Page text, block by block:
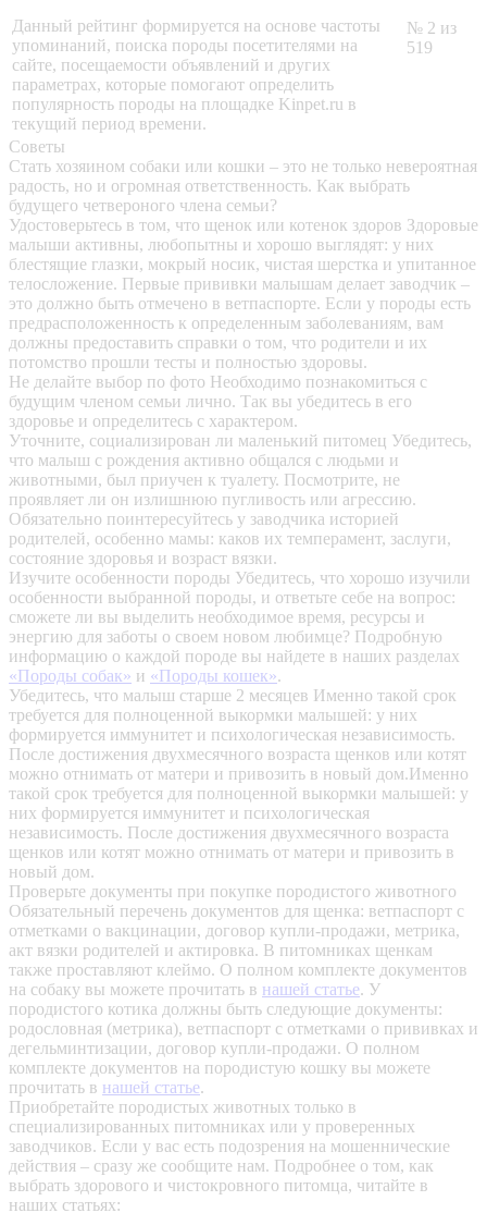
Данный рейтинг формируется на основе частоты
упоминаний, поиска породы посетителями на
сайте, посещаемости объявлений и других
параметрах, которые помогают определить
популярность породы на площадке Kinpet.ru в
текущий период времени.
№ 2 из
519
Советы
Стать хозяином собаки или кошки – это не только невероятная
радость, но и огромная ответственность. Как выбрать
будущего четвероного члена семьи?
Удостоверьтесь в том, что щенок или котенок здоров Здоровые
малыши активны, любопытны и хорошо выглядят: у них
блестящие глазки, мокрый носик, чистая шерстка и упитанное
телосложение. Первые прививки малышам делает заводчик –
это должно быть отмечено в ветпаспорте. Если у породы есть
предрасположенность к определенным заболеваниям, вам
должны предоставить справки о том, что родители и их
потомство прошли тесты и полностью здоровы.
Не делайте выбор по фото Необходимо познакомиться с
будущим членом семьи лично. Так вы убедитесь в его
здоровье и определитесь с характером.
Уточните, социализирован ли маленький питомец Убедитесь,
что малыш с рождения активно общался с людьми и
животными, был приучен к туалету. Посмотрите, не
проявляет ли он излишнюю пугливость или агрессию.
Обязательно поинтересуйтесь у заводчика историей
родителей, особенно мамы: каков их темперамент, заслуги,
состояние здоровья и возраст вязки.
Изучите особенности породы Убедитесь, что хорошо изучили
особенности выбранной породы, и ответьте себе на вопрос:
сможете ли вы выделить необходимое время, ресурсы и
энергию для заботы о своем новом любимце? Подробную
информацию о каждой породе вы найдете в наших разделах
«Породы собак» и «Породы кошек».
Убедитесь, что малыш старше 2 месяцев Именно такой срок
требуется для полноценной выкормки малышей: у них
формируется иммунитет и психологическая независимость.
После достижения двухмесячного возраста щенков или котят
можно отнимать от матери и привозить в новый дом.Именно
такой срок требуется для полноценной выкормки малышей: у
них формируется иммунитет и психологическая
независимость. После достижения двухмесячного возраста
щенков или котят можно отнимать от матери и привозить в
новый дом.
Проверьте документы при покупке породистого животного
Обязательный перечень документов для щенка: ветпаспорт с
отметками о вакцинации, договор купли-продажи, метрика,
акт вязки родителей и актировка. В питомниках щенкам
также проставляют клеймо. О полном комплекте документов
на собаку вы можете прочитать в нашей статье. У
породистого котика должны быть следующие документы:
родословная (метрика), ветпаспорт с отметками о прививках и
дегельминтизации, договор купли-продажи. О полном
комплекте документов на породистую кошку вы можете
прочитать в нашей статье.
Приобретайте породистых животных только в
специализированных питомниках или у проверенных
заводчиков. Если у вас есть подозрения на мошеннические
действия – сразу же сообщите нам. Подробнее о том, как
выбрать здорового и чистокровного питомца, читайте в
наших статьях: